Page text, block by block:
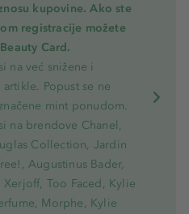
kupovine. Ako ste
registracije možete
Card.
na već snižene i
Popust se ne
mint ponudom.
na brendove Chanel,
Collection, Jardin
Augustinus Bader,
Xerjoff, Too Faced, Kylie
Morphe, Kylie